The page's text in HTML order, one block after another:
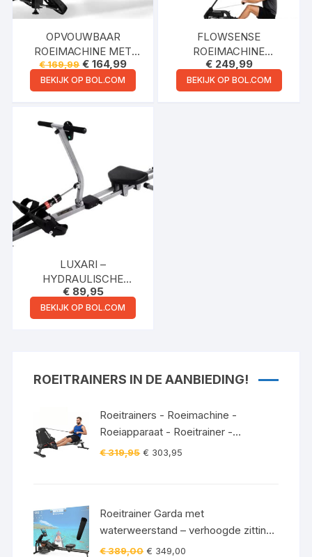
OPVOUWBAAR
ROEIMACHINE MET
BLUETOOTH –
MAGNETISCHE
ROEITRAINER – MET
WEERSTANDSNIVEAUS
– MAXIMALE
CAPACITEIT 160 KG –
STIL – ZWART
€169,99 Oorspronkelijke
prijs
was:
€ 169,99.
€ 164,99Huidige
prijs
€ 164,99.
BEKIJK OP BOL.COM
FLOWSENSE
ROEIMACHINE
INKLAPBAAR
WATERWEERSTAND
ROEIAPPARAAT –
€249,99
BEKIJK OP BOL.COM
LUXARI –
HYDRAULISCHE
ROEIMACHINE – 12
WEERSTAND NIVEAUS
– HOMETRAINER –
€89,95
BEKIJK OP BOL.COM
ROEITRAINERS IN DE AANBIEDING!
Roeitrainers - Roeimachine -
Roeiapparaat - Roeitrainer -
Crosstrainer - Inklapbaar - Zwart
€319,95 Oorspronkelijke
€ 303,95
Roeitrainer Garda met
waterweerstand – verhoogde zitting
– Bluetooth – 120 kg incl.
€389,00 Oorspronkelijke
€ 349,00